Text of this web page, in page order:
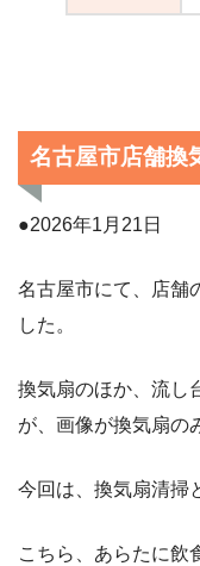
名古屋市店舗換
●2026年1月21日
名古屋市にて、店舗
した。
換気扇のほか、流し
が、画像が換気扇の
今回は、換気扇清掃
こちら、あらたに飲